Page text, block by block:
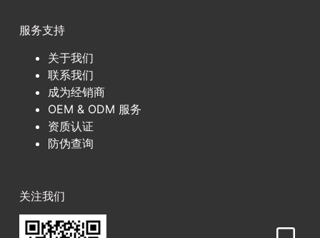
服务支持
关于我们
联系我们
成为经销商
OEM & ODM 服务
资质认证
防伪查询
关注我们